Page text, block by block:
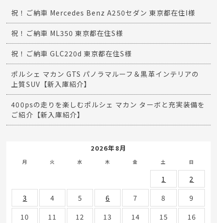
祝！ご納車 Mercedes Benz A250セダン 東京都在住I様
祝！ご納車 ML350 東京都在住S様
祝！ご納車 GLC220d 東京都在住S様
ポルシェ マカン GTS パノラマルーフ＆黒革インテリアの
上質SUV【新入庫紹介】
400psの走りを楽しむポルシェ マカン ターボと充実装備を
ご紹介【新入庫紹介】
2026年8月
月 火 水 木 金 土 日
1
2
3
4 5 6 7 8
9
10
11 12 13 14 15
16